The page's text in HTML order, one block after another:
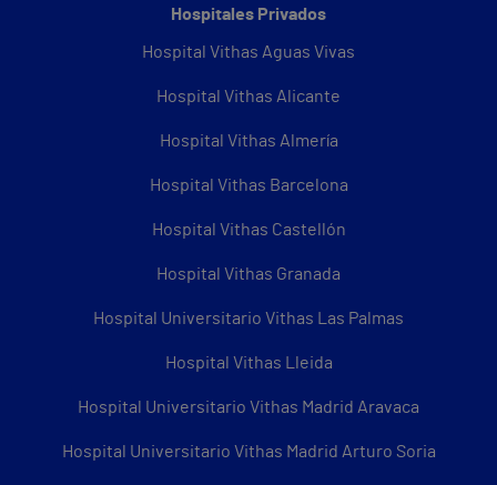
Hospitales Privados
Hospital Vithas Aguas Vivas
Hospital Vithas Alicante
Hospital Vithas Almería
Hospital Vithas Barcelona
Hospital Vithas Castellón
Hospital Vithas Granada
Hospital Universitario Vithas Las Palmas
Hospital Vithas Lleida
Hospital Universitario Vithas Madrid Aravaca
Hospital Universitario Vithas Madrid Arturo Soria